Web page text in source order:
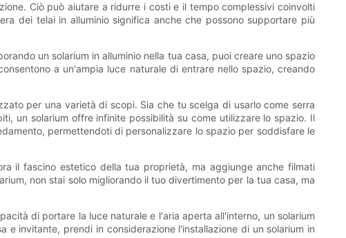
Ciò può aiutare a ridurre i costi e il tempo complessivi coinvolti
dei telai in alluminio significa anche che possono supportare più
un solarium in alluminio nella tua casa, puoi creare uno spazio
a un'ampia luce naturale di entrare nello spazio, creando
per una varietà di scopi. Sia che tu scelga di usarlo come serra
un solarium offre infinite possibilità su come utilizzare lo spazio. Il
permettendoti di personalizzare lo spazio per soddisfare le
il fascino estetico della tua proprietà, ma aggiunge anche filmati
non stai solo migliorando il tuo divertimento per la tua casa, ma
di portare la luce naturale e l'aria aperta all'interno, un solarium
invitante, prendi in considerazione l'installazione di un solarium in